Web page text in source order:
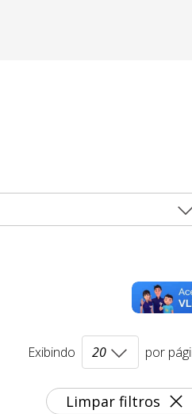
estágios durante o
legislativas na
Limpar filtros
Exibindo por